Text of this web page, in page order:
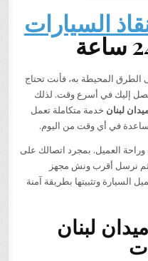
السيارات
الطرق المحيطة به، فأنت تحتاج
إليك في أسرع وقت. لذلك
لبنان خدمة متكاملة تعمل
وراحة العميل. بمجرد اتصالك على
ثم نرسل أقرب ونش مجهز
وتثبيتها بطريقة آمنة
لبنان